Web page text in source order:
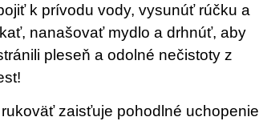
k prívodu vody, vysunúť rúčku a
nanašovať mydlo a drhnúť, aby
pleseň a odolné nečistoty z
zaisťuje pohodlné uchopenie